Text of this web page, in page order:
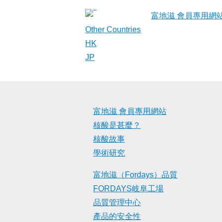
富地滋 會員專用網
Other Countries
HK
JP
富地滋 會員專用網站
核酸是甚麼？
核酸故事
學術研究
富地滋（Fordays）品質
FORDAYS岐阜工場
品質管理中心
產品的安全性